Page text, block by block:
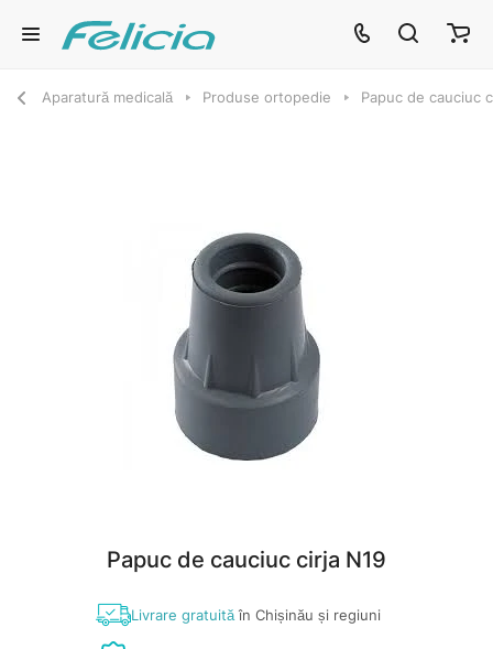
Aparatură medicală Produse ortopedie Papuc de cauciuc
Papuc de cauciuc cirja N19
Livrare gratuităîn Chișinău și regiuni